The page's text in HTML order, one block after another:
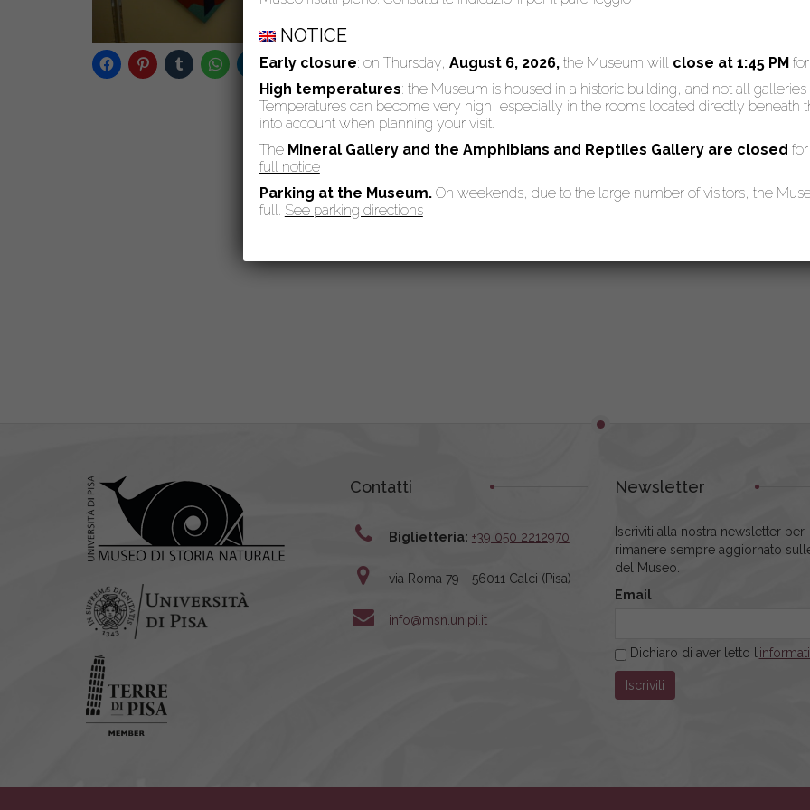
Archivio
Contatti
Biglietteria: +39 050 2212970
via Roma 79 - 56011 Calci (Pisa)
info@msn.unipi.it
Newsletter
Iscriviti alla nostra newsletter per
rimanere sempre aggiornato
del Museo.
Email
Dichiaro di aver letto l’
NOTICE
Early closure: on Thursday, August 6, 2026,the Museum will close at 1:45 PM
High temperatures: the Museum is housed in a historic building, and not all galleries
Temperatures can become very high, especially in the rooms located directly beneath
into account when planning your visit.
The Mineral Gallery and the Amphibians and Reptiles Gallery are closed
full notice
Parking at the Museum.On weekends, due to the large number of visitors, the
full. See parking directions